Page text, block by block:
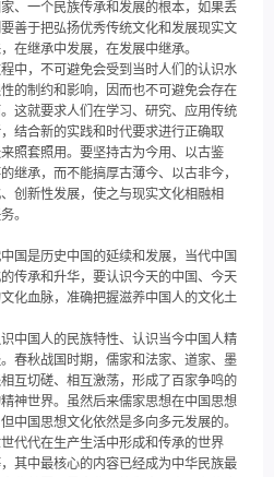
、一个民族传承和发展的根本，如果丢
善于把弘扬优秀传统文化和发展现实文
在继承中发展，在发展中继承。
，不可避免会受到当时人们的认识水
的制约和影响，因而也不可避免会存在
这就要求人们在学习、研究、应用传统
结合新的实践和时代要求进行正确取
照套照用。要坚持古为今用、以古鉴
继承，而不能搞厚古薄今、以古非今，
创新性发展，使之与现实文化相融相
。
是历史中国的延续和发展，当代中国
传承和升华，要认识今天的中国、今天
化血脉，准确把握滋养中国人的文化土
国人的民族特性、认识当今中国人精
春秋战国时期，儒家和法家、道家、墨
互切磋、相互激荡，形成了百家争鸣的
神世界。虽然后来儒家思想在中国思想
中国思想文化依然是多向多元发展的。
代代在生产生活中形成和传承的世界
其中最核心的内容已经成为中华民族最